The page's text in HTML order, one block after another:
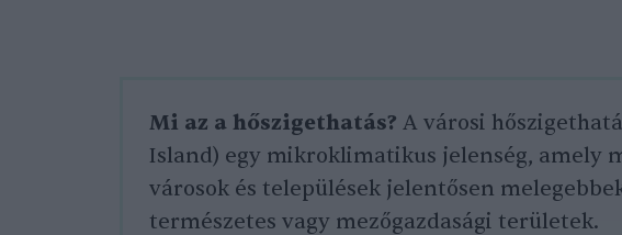
Mi az a hőszigethatás? A városi
Island) egy mikroklimatikus jelenség, amely
városok és települések jelentősen
természetes vagy mezőgazdasági területek.